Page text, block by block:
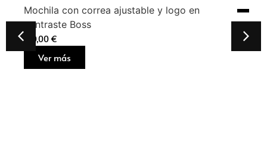
Mochila con correa ajustable y logo en
contraste Boss
160,00 €
Ver más